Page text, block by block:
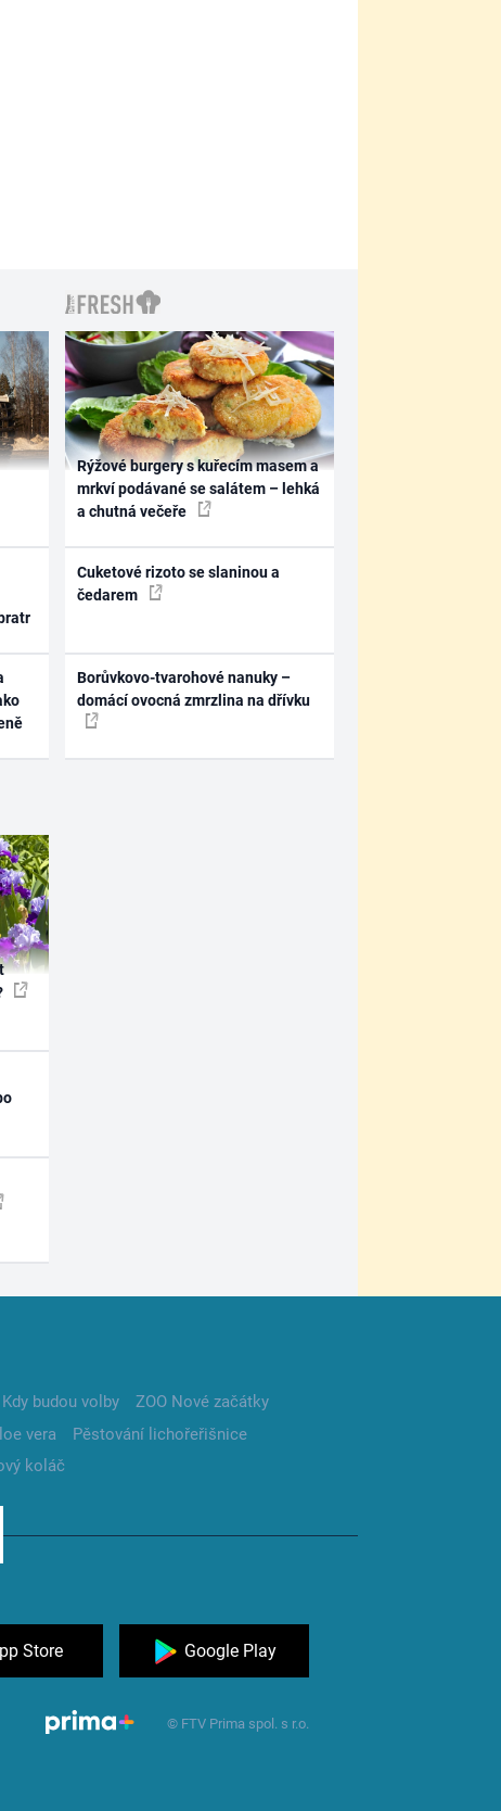
Rýžové burgery s kuřecím masem a
mrkví podávané se salátem – lehká
a chutná večeře
Cuketové rizoto se slaninou a
čedarem
Borůvkovo-tvarohové nanuky –
domácí ovocná zmrzlina na dřívku
Kdy budou volby
ZOO Nové začátky
vera
Pěstování lichořeřišnice
koláč
Store Google Play
© FTV Prima spol. s r.o.